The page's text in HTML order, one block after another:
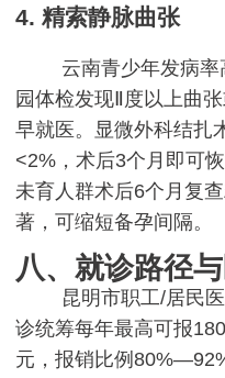
4. 精索静脉曲张
云南青少年发病
园体检发现Ⅱ度以上曲
早就医。显微外科结扎
<2%，术后3个月即可
未育人群术后6个月复
著，可缩短备孕间隔。
八、就诊路径
昆明市职工/居民
诊统筹每年最高可报
元，报销比例